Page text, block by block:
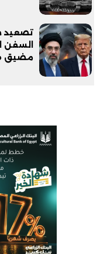
تصعيد
السفن
مضيق